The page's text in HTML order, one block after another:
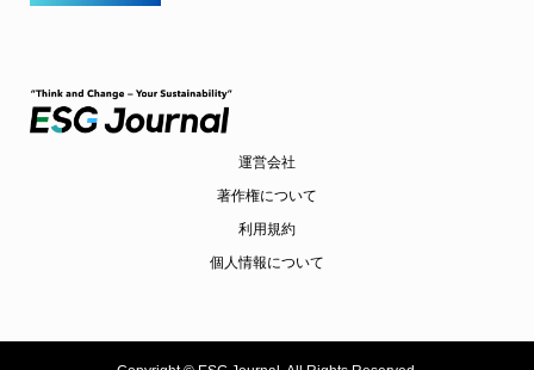
運営会社
著作権について
利用規約
個人情報について